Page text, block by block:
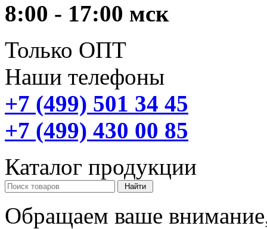
8:00 - 17:00 мск
Только ОПТ
Наши телефоны
+7 (499) 501 34 45
+7 (499) 430 00 85
Каталог продукции
Обращаем ваше